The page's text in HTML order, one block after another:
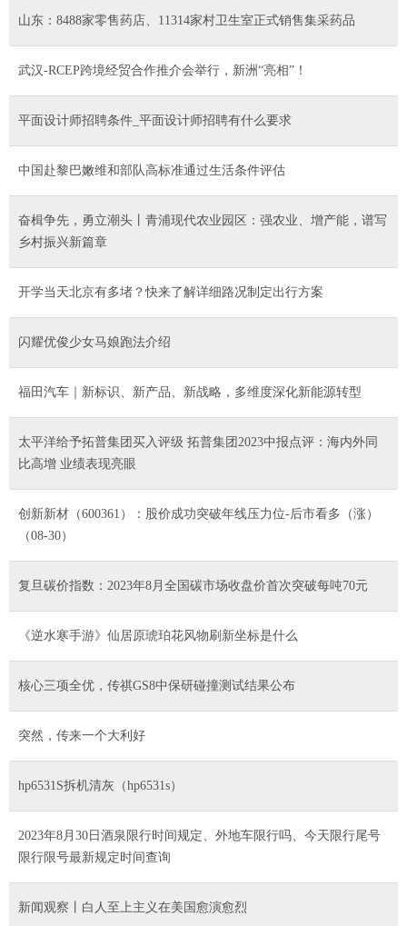
山东：8488家零售药店、11314家村卫生室正式销售集采药品
武汉-RCEP跨境经贸合作推介会举行，新洲“亮相”！
平面设计师招聘条件_平面设计师招聘有什么要求
中国赴黎巴嫩维和部队高标准通过生活条件评估
奋楫争先，勇立潮头丨青浦现代农业园区：强农业、增产能，谱写
乡村振兴新篇章
开学当天北京有多堵？快来了解详细路况制定出行方案
闪耀优俊少女马娘跑法介绍
福田汽车｜新标识、新产品、新战略，多维度深化新能源转型
太平洋给予拓普集团买入评级 拓普集团2023中报点评：海内外同
比高增 业绩表现亮眼
创新新材（600361）：股价成功突破年线压力位-后市看多（涨）
（08-30）
复旦碳价指数：2023年8月全国碳市场收盘价首次突破每吨70元
《逆水寒手游》仙居原琥珀花风物刷新坐标是什么
核心三项全优，传祺GS8中保研碰撞测试结果公布
突然，传来一个大利好
hp6531S拆机清灰（hp6531s）
2023年8月30日酒泉限行时间规定、外地车限行吗、今天限行尾号
限行限号最新规定时间查询
新闻观察丨白人至上主义在美国愈演愈烈